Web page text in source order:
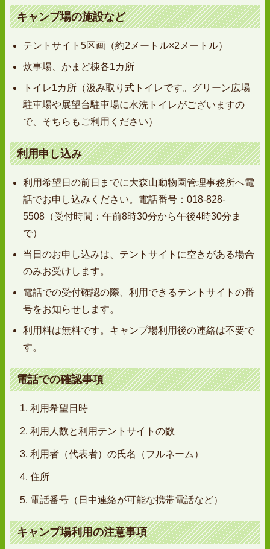
キャンプ場の施設など
テントサイト5区画（約2メートル×2メートル）
炊事場、かまど棟各1カ所
トイレ1カ所（汲み取り式トイレです。グリーン広場
駐車場や展望台駐車場に水洗トイレがございますの
で、そちらもご利用ください）
利用申し込み
利用希望日の前日までに大森山動物園管理事務所へ電
話でお申し込みください。電話番号：018-828-
5508（受付時間：午前8時30分から午後4時30分ま
で）
当日のお申し込みは、テントサイトに空きがある場合
のみお受けします。
電話での受付確認の際、利用できるテントサイトの番
号をお知らせします。
利用料は無料です。キャンプ場利用後の連絡は不要で
す。
電話での確認事項
利用希望日時
利用人数と利用テントサイトの数
利用者（代表者）の氏名（フルネーム）
住所
電話番号（日中連絡が可能な携帯電話など）
キャンプ場利用の注意事項